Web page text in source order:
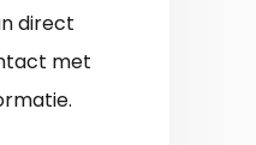
direct
met